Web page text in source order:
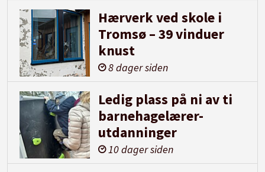
Hærverk ved skole i
Tromsø – 39 vinduer
knust
8 dager siden
Ledig plass på ni av ti
barnehagelærer-
utdanninger
10 dager siden